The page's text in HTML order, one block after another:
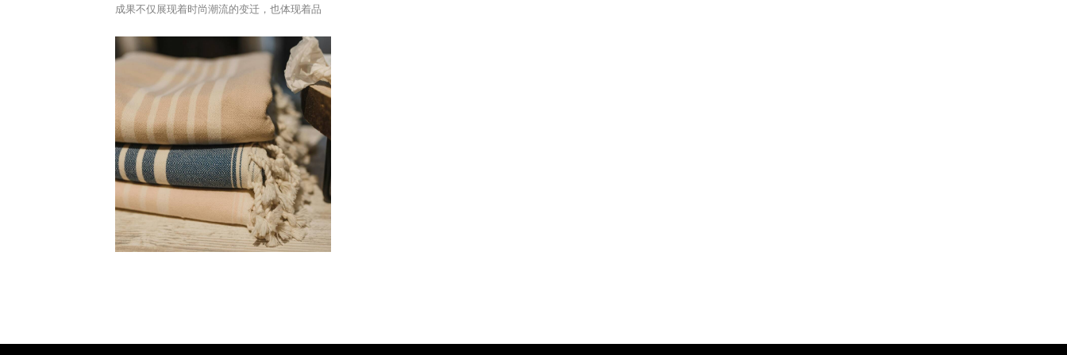
成果不仅展现着时尚潮流的变迁，也体现着品
工艺的发展前沿，秉持 “专注品质，塑造风格”
的制作理念， 以匠心为核心， 不断钻研新的剪
裁和缝制技巧，以满足消费者对时尚和舒适的
需求。精心投入到每一件成衣的制作中，坚持
打造高品质服装的标杆。